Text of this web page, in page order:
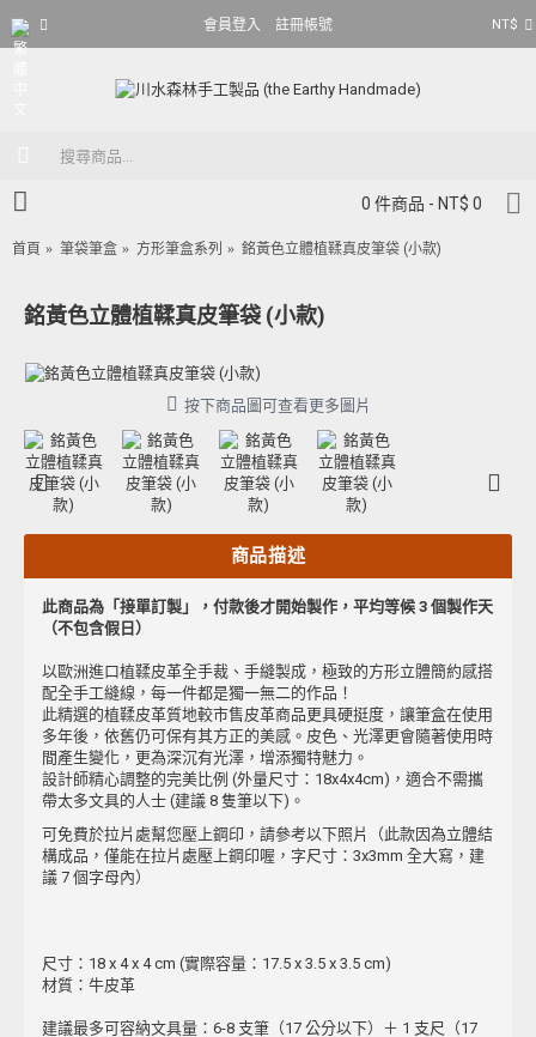
NT$
會員登入 註冊帳號
0 件商品 - NT$ 0
首頁 筆袋筆盒 方形筆盒系列 銘黃色立體植鞣真皮筆袋 (小款)
銘黃色立體植鞣真皮筆袋 (小款)
按下商品圖可查看更多圖片
商品描述
此商品為「接單訂製」，付款後才開始製作，平均等候 3 個製作天
（不包含假日）
以歐洲進口植鞣皮革全手裁、手縫製成，極致的方形立體簡約感搭
配全手工縫線，每一件都是獨一無二的作品！
此精選的植鞣皮革質地較市售皮革商品更具硬挺度，讓筆盒在使用
多年後，依舊仍可保有其方正的美感。皮色、光澤更會隨著使用時
間產生變化，更為深沉有光澤，增添獨特魅力。
設計師精心調整的完美比例 (外量尺寸：18x4x4cm)，適合不需攜
帶太多文具的人士 (建議 8 隻筆以下)。
可免費於拉片處幫您壓上鋼印，請參考以下照片（此款因為立體結
構成品，僅能在拉片處壓上鋼印喔，字尺寸：3x3mm 全大寫，建
議 7 個字母內）
尺寸：18 x 4 x 4 cm (實際容量：17.5 x 3.5 x 3.5 cm)
材質：牛皮革
建議最多可容納文具量：6-8 支筆（17 公分以下）＋ 1 支尺（17